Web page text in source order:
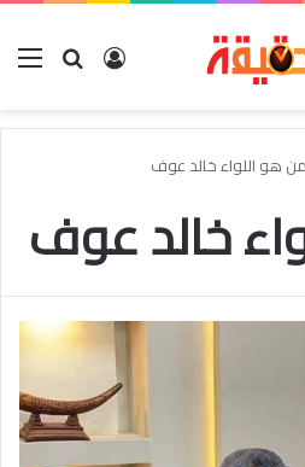
بحث عنتسجيل
من هو اللواء خالد عوف
خالد عوف